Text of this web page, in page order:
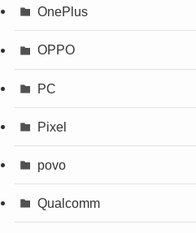
OnePlus
OPPO
PC
Pixel
povo
Qualcomm